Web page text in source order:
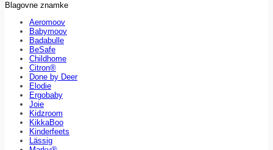
Blagovne znamke
Aeromoov
Babymoov
Badabulle
BeSafe
Childhome
Citron®
Done by Deer
Elodie
Ergobaby
Joie
Kidzroom
KikkaBoo
Kinderfeets
Lässig